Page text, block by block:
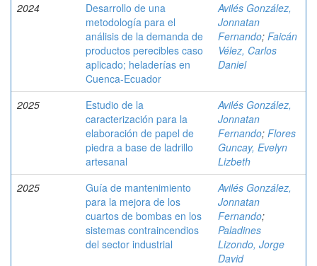
2024
Desarrollo de una
metodología para el
análisis de la demanda de
productos perecibles caso
aplicado; heladerías en
Cuenca-Ecuador
Avilés González,
Jonnatan
Fernando; Faicán
Vélez, Carlos
Daniel
2025
Estudio de la
caracterización para la
elaboración de papel de
piedra a base de ladrillo
artesanal
Avilés González,
Jonnatan
Fernando; Flores
Guncay, Evelyn
Lizbeth
2025
Guía de mantenimiento
para la mejora de los
cuartos de bombas en los
sistemas contraincendios
del sector industrial
Avilés González,
Jonnatan
Fernando;
Paladines
Lizondo, Jorge
David